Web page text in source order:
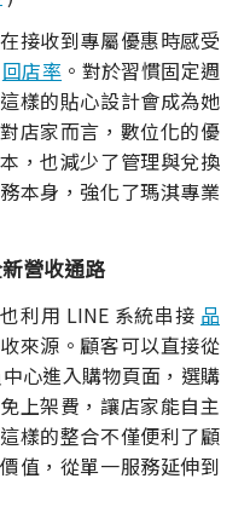
接收到專屬優惠時感受
回店率 。對於習慣固定週
樣的貼心設計會成為她
店家而言，數位化的優
，也減少了管理與兌換
本身，強化了瑪淇專業
營收通路
利用 LINE 系統串接 品
來源。顧客可以直接從
心進入購物頁面，選購
上架費，讓店家能自主
樣的整合不僅便利了顧
值，從單一服務延伸到